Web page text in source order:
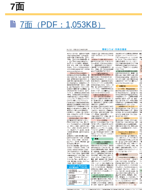
7面
7面（PDF：1,053KB）